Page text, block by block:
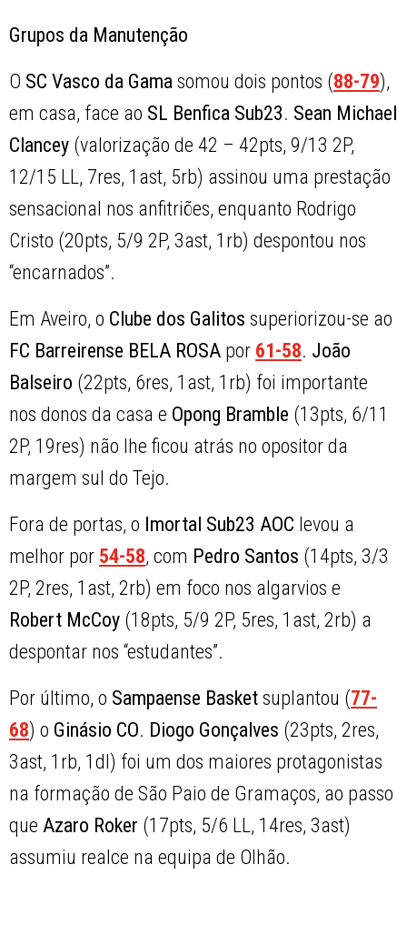
Grupos da Manutenção
O SC Vasco da Gama somou dois pontos (88-79),
em casa, face ao SL Benfica Sub23. Sean Michael
Clancey (valorização de 42 – 42pts, 9/13 2P,
12/15 LL, 7res, 1ast, 5rb) assinou uma prestação
sensacional nos anfitriões, enquanto Rodrigo
Cristo (20pts, 5/9 2P, 3ast, 1rb) despontou nos
“encarnados”.
Em Aveiro, o Clube dos Galitos superiorizou-se ao
FC Barreirense BELA ROSA por 61-58. João
Balseiro (22pts, 6res, 1ast, 1rb) foi importante
nos donos da casa e Opong Bramble (13pts, 6/11
2P, 19res) não lhe ficou atrás no opositor da
margem sul do Tejo.
Fora de portas, o Imortal Sub23 AOC levou a
melhor por 54-58, com Pedro Santos (14pts, 3/3
2P, 2res, 1ast, 2rb) em foco nos algarvios e
Robert McCoy (18pts, 5/9 2P, 5res, 1ast, 2rb) a
despontar nos “estudantes”.
Por último, o Sampaense Basket suplantou (77-
68) o Ginásio CO. Diogo Gonçalves (23pts, 2res,
3ast, 1rb, 1dl) foi um dos maiores protagonistas
na formação de São Paio de Gramaços, ao passo
que Azaro Roker (17pts, 5/6 LL, 14res, 3ast)
assumiu realce na equipa de Olhão.